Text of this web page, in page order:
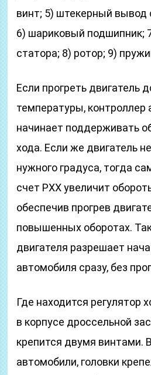
винт; 5) штекерный вывод
6) шариковый подшипник;
статора; 8) ротор; 9)
Если прогреть двигатель
температуры, контроллер
начинает поддерживать
хода. Если же двигатель
нужного градуса, тогда
счет РХХ увеличит
обеспечив прогрев
повышенных оборотах.
двигателя разрешает
автомобиля сразу, без
Где находится регулятор
в корпусе дроссельной
крепится двумя винтами.
автомобили, головки